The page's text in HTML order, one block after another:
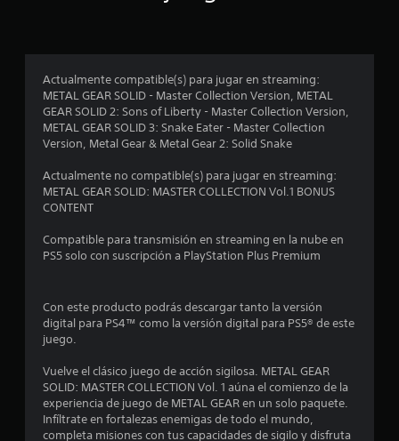
c
a
l
i
f
a
c
i
o
Actualmente compatible(s) para jugar en streaming:
METAL GEAR SOLID - Master Collection Version, METAL
GEAR SOLID 2: Sons of Liberty - Master Collection Version,
METAL GEAR SOLID 3: Snake Eater - Master Collection
Version, Metal Gear & Metal Gear 2: Solid Snake
Actualmente no compatible(s) para jugar en streaming:
METAL GEAR SOLID: MASTER COLLECTION Vol.1 BONUS
CONTENT
Compatible para transmisión en streaming en la nube en
PS5 solo con suscripción a PlayStation Plus Premium
Con este producto podrás descargar tanto la versión
digital para PS4™ como la versión digital para PS5® de este
juego.
Vuelve el clásico juego de acción sigilosa. METAL GEAR
SOLID: MASTER COLLECTION Vol. 1 aúna el comienzo de la
experiencia de juego de METAL GEAR en un solo paquete.
Infíltrate en fortalezas enemigas de todo el mundo,
completa misiones con tus capacidades de sigilo y disfruta